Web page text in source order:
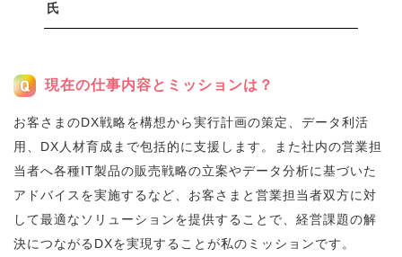
氏
現在の仕事内容とミッションは？
お客さまのDX戦略を構想から実行計画の策定、データ利活
用、DX人材育成まで包括的に支援します。また社内の営業担
当者へ各種IT製品の販売戦略の立案やデータ分析に基づいた
アドバイスを実施するなど、お客さまと営業担当者双方に対
して最適なソリューションを提供することで、経営課題の解
決につながるDXを実現することが私のミッションです。